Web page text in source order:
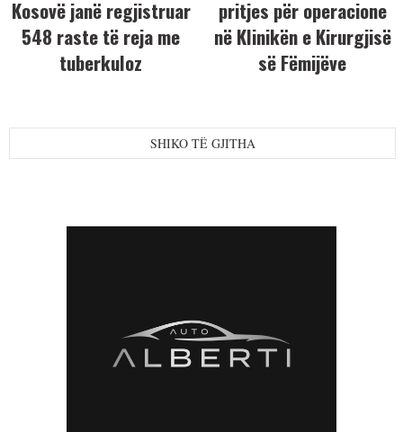
Kosovë janë regjistruar
548 raste të reja me
tuberkuloz
pritjes për operacione
në Klinikën e Kirurgjisë
së Fëmijëve
SHIKO TË GJITHA